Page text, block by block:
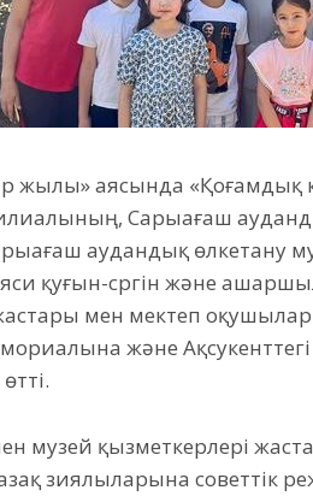
жылы» аясында
Сарыағаш
аудандық өлкетану
қуғын-сүргін және
мен мектеп
және
музей қызметкерлері
зиялыларына советтік